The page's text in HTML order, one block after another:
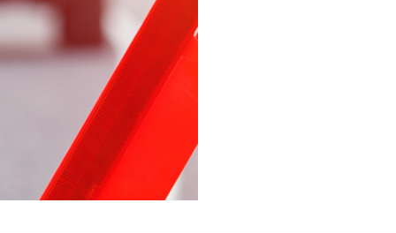
せん
Pagina non disponibile
هذه الصفحة غير متوفرة